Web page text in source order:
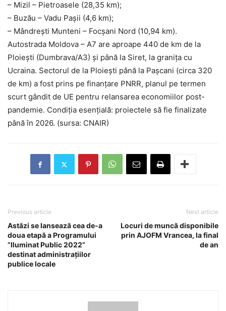
– Mizil – Pietroasele (28,35 km);
– Buzău – Vadu Pașii (4,6 km);
– Mândrești Munteni – Focșani Nord (10,94 km).
Autostrada Moldova – A7 are aproape 440 de km de la
Ploiești (Dumbrava/A3) și până la Siret, la granița cu
Ucraina. Sectorul de la Ploiești până la Pașcani (circa 320
de km) a fost prins pe finanțare PNRR, planul pe termen
scurt gândit de UE pentru relansarea economiilor post-
pandemie. Condiția esențială: proiectele să fie finalizate
până în 2026. (sursa: CNAIR)
Previous article
Astăzi se lansează cea de-a
doua etapă a Programului
”Iluminat Public 2022”
destinat administrațiilor
publice locale
Next article
Locuri de muncă disponibile
prin AJOFM Vrancea, la final
de an